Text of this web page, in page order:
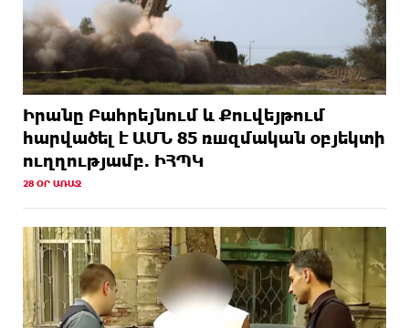
Իրանը Բահրեյնում և Քուվեյթում
hարվածել է ԱՄՆ 85 ռшզմական օբյեկտի
ուղղությամբ. ԻՀՊԿ
28 ՕՐ ԱՌԱՋ